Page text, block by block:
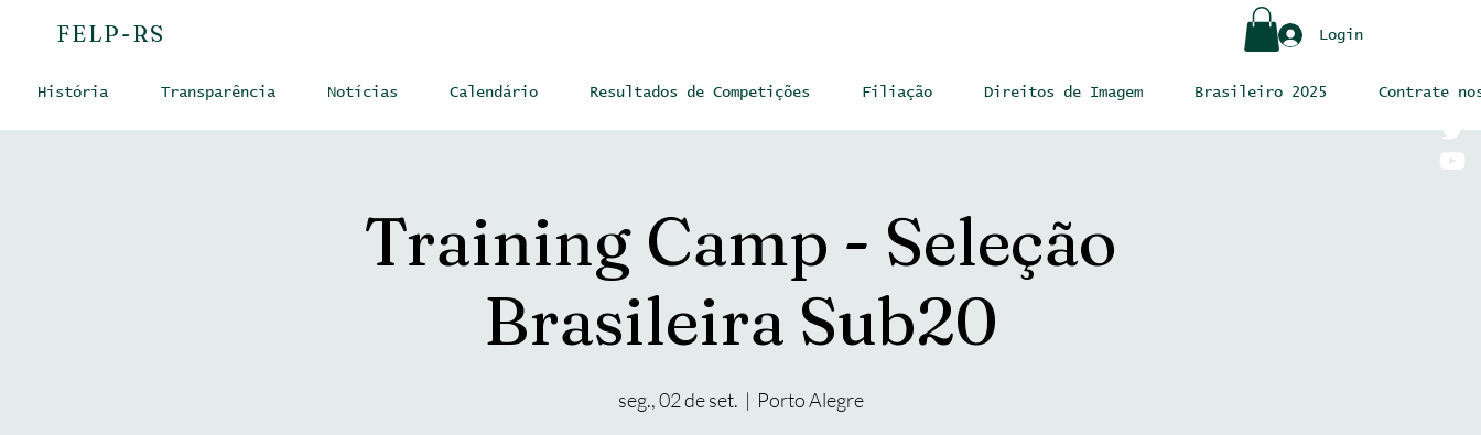
FELP-RS Login
História Transparência Notícias Calendário Resultados de Competições Filiação Direitos de Imagem Brasileiro 2025 Contrate
Training Camp - Seleção
Brasileira Sub20
seg., 02 de set.
  |
Porto Alegre